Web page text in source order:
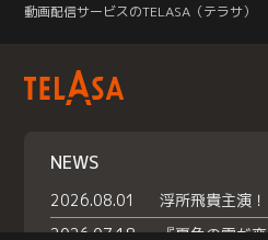
動画配信サービスのTELASA（テラサ）
NEWS
2026.08.01
2026.07.18